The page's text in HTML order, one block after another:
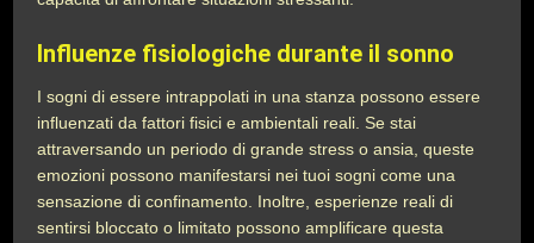
Influenze fisiologiche durante il sonno
I sogni di essere intrappolati in una stanza possono essere
influenzati da fattori fisici e ambientali reali. Se stai
attraversando un periodo di grande stress o ansia, queste
emozioni possono manifestarsi nei tuoi sogni come una
sensazione di confinamento. Inoltre, esperienze reali di
sentirsi bloccato o limitato possono amplificare questa